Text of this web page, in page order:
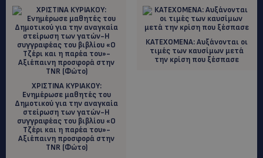
ΧΡΙΣΤΙΝΑ ΚΥΡΙΑΚΟΥ:
Ενημέρωσε μαθητές του
Δημοτικού για την αναγκαία
στείρωση των γατών-Η
συγγραφέας του βιβλίου «O
Tζέρι και η παρέα του»-
Αξιέπαινη προσφορά στην
TNR (Φώτο)
ΚΑΤΕΧΟΜΕΝΑ: Aυξάνονται οι
τιμές των καυσίμων μετά
την κρίση που ξέσπασε